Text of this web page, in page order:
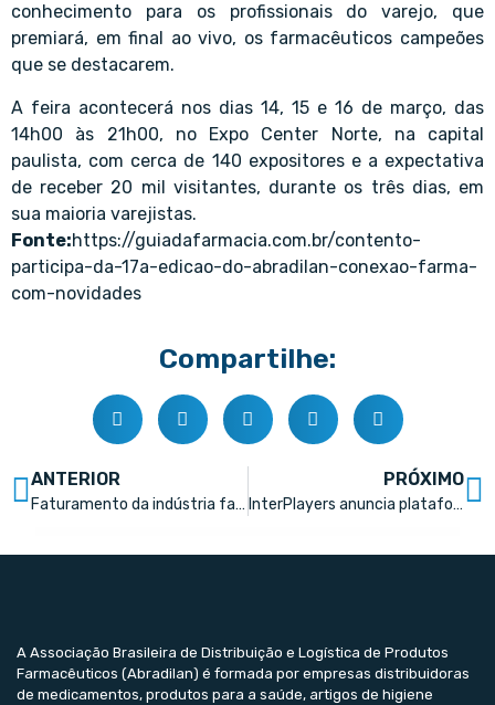
conhecimento para os profissionais do varejo, que
premiará, em final ao vivo, os farmacêuticos campeões
que se destacarem.
A feira acontecerá nos dias 14, 15 e 16 de março, das
14h00 às 21h00, no Expo Center Norte, na capital
paulista, com cerca de 140 expositores e a expectativa
de receber 20 mil visitantes, durante os três dias, em
sua maioria varejistas.
Fonte:https://guiadafarmacia.com.br/contento-
participa-da-17a-edicao-do-abradilan-conexao-farma-
com-novidades
Compartilhe:
ANTERIOR
Faturamento da indústria farmacêutica cresce 62% em cinco anos
PRÓXIMO
InterPlayers anuncia plataforma de telemedicina dentro de farmácias
A Associação Brasileira de Distribuição e Logística de Produtos
Farmacêuticos (Abradilan) é formada por empresas distribuidoras
de medicamentos, produtos para a saúde, artigos de higiene